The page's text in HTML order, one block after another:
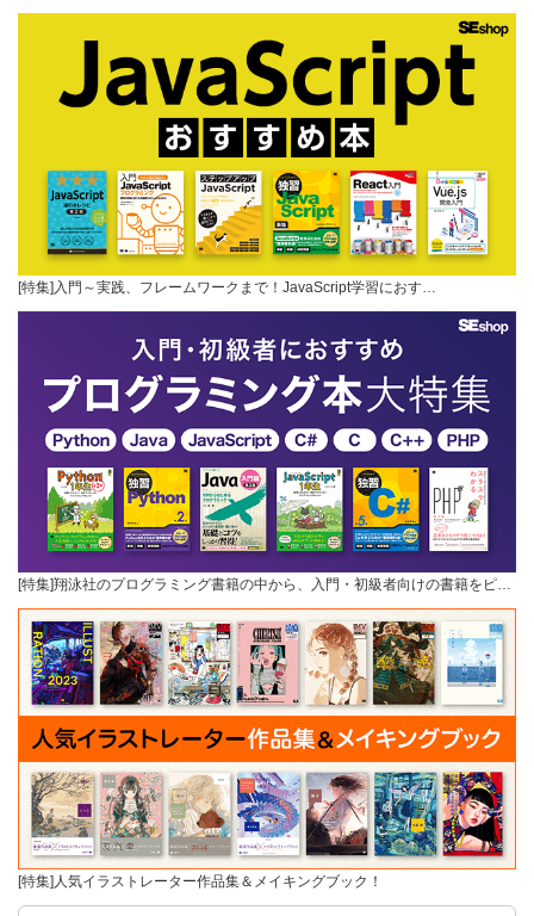
[特集]入門～実践、フレームワークまで！JavaScript学習におす…
[特集]翔泳社のプログラミング書籍の中から、入門・初級者向けの書籍をピ…
[特集]人気イラストレーター作品集＆メイキングブック！